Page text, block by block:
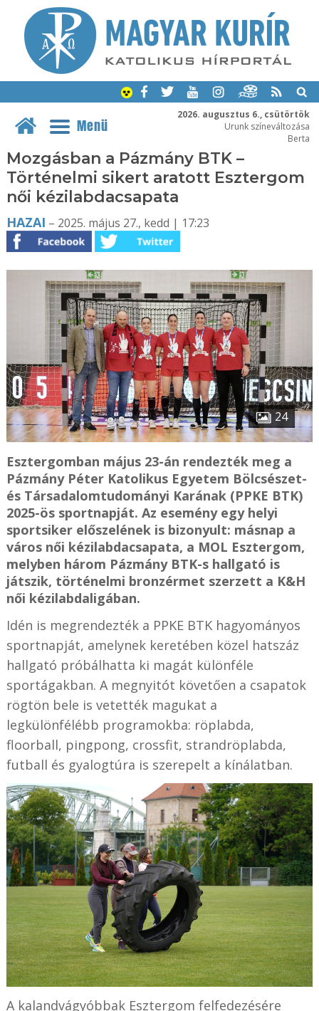
2026. augusztus 6., csütörtök
Urunk színeváltozása
Berta
Menü
Mozgásban a Pázmány BTK –
Történelmi sikert aratott Esztergom
női kézilabdacsapata
HAZAI – 2025. május 27., kedd | 17:23
24
Esztergomban május 23-án rendezték meg a
Pázmány Péter Katolikus Egyetem Bölcsészet-
és Társadalomtudományi Karának (PPKE BTK)
2025-ös sportnapját. Az esemény egy helyi
sportsiker előszelének is bizonyult: másnap a
város női kézilabdacsapata, a MOL Esztergom,
melyben három Pázmány BTK-s hallgató is
játszik, történelmi bronzérmet szerzett a K&H
női kézilabdaligában.
Idén is megrendezték a PPKE BTK hagyományos
sportnapját, amelynek keretében közel hatszáz
hallgató próbálhatta ki magát különféle
sportágakban. A megnyitót követően a csapatok
rögtön bele is vetették magukat a
legkülönfélébb programokba: röplabda,
floorball, pingpong, crossfit, strandröplabda,
futball és gyalogtúra is szerepelt a kínálatban.
A kalandvágyóbbak Esztergom felfedezésére